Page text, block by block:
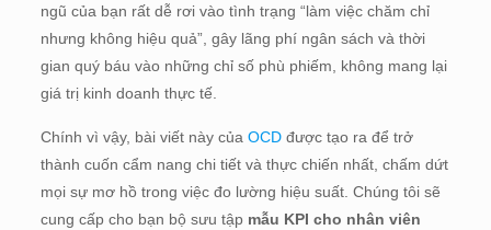
ngũ của bạn rất dễ rơi vào tình trạng “làm việc chăm chỉ
nhưng không hiệu quả”, gây lãng phí ngân sách và thời
gian quý báu vào những chỉ số phù phiếm, không mang lại
giá trị kinh doanh thực tế.
Chính vì vậy, bài viết này của OCDđược tạo ra để trở
thành cuốn cẩm nang chi tiết và thực chiến nhất, chấm dứt
mọi sự mơ hồ trong việc đo lường hiệu suất. Chúng tôi sẽ
cung cấp cho bạn bộ sưu tập mẫu KPI cho nhân viên